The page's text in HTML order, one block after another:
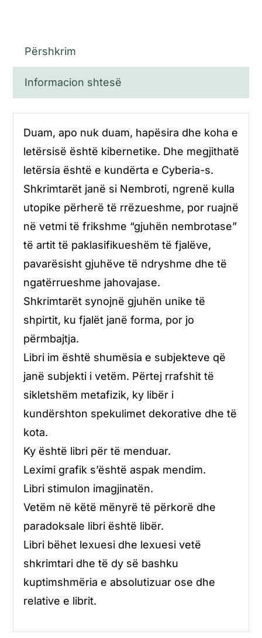
Përshkrim
Informacion shtesë
Duam, apo nuk duam, hapësira dhe koha e
letërsisë është kibernetike. Dhe megjithatë
letërsia është e kundërta e Cyberia-s.
Shkrimtarët janë si Nembroti, ngrenë kulla
utopike përherë të rrëzueshme, por ruajnë
në vetmi të frikshme “gjuhën nembrotase”
të artit të paklasifikueshëm të fjalëve,
pavarësisht gjuhëve të ndryshme dhe të
ngatërrueshme jahovajase.
Shkrimtarët synojnë gjuhën unike të
shpirtit, ku fjalët janë forma, por jo
përmbajtja.
Libri im është shumësia e subjekteve që
janë subjekti i vetëm. Përtej rrafshit të
sikletshëm metafizik, ky libër i
kundërshton spekulimet dekorative dhe të
kota.
Ky është libri për të menduar.
Leximi grafik s’është aspak mendim.
Libri stimulon imagjinatën.
Vetëm në këtë mënyrë të përkorë dhe
paradoksale libri është libër.
Libri bëhet lexuesi dhe lexuesi vetë
shkrimtari dhe të dy së bashku
kuptimshmëria e absolutizuar ose dhe
relative e librit.